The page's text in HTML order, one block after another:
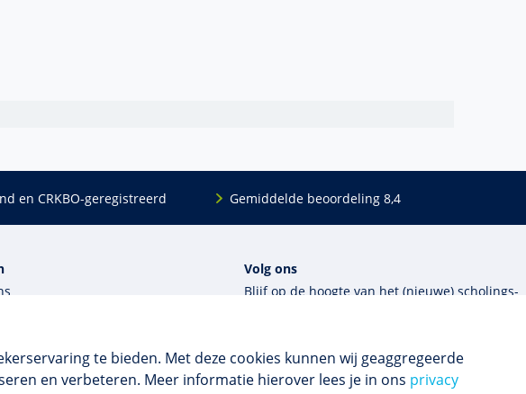
te bieden. Met deze cookies kunnen wij geaggregeerde
en verbeteren. Meer informatie hierover lees je in ons privacy
en CRKBO-geregistreerd Gemiddelde beoordeling 8,4
voorwaarden
& privacy
Volg ons
Blijf op de hoogte van het (nieuwe) scholings­
Inschrijven nieuwsbrief